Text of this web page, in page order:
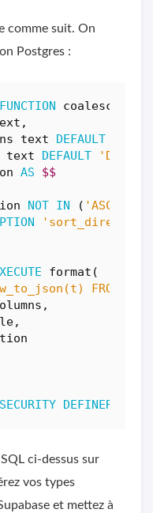
comme suit. On
Postgres :
FUNCTION
,
text DEFAULT
text DEFAULT 'DESC'
AS
$$
NOT IN ( 'ASC'
'sort_direction
format (
FROM
,
,
SECURITY DEFINER
ci-dessus sur
vos types
et mettez à